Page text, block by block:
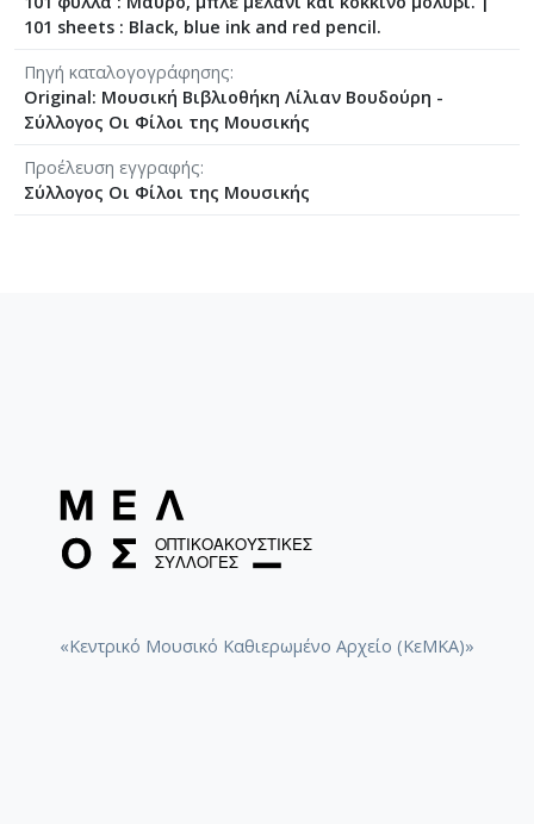
[Φάκελος] GR-As-MTH-003-Sc-030-174-
[Φάκελος] GR-As-MTH-003-Sc-030-176-Η
[Φάκελος] GR-As-MTH-003-Sc-030-177-Έξη
[Φάκελος] GR-As-MTH-003-Sc-030-178-
[Φάκελος] GR-As-MTH-003-Sc-030-179-Ο
[Φάκελος] GR-As-MTH-003-Sc-030-180-
[Φάκελος] GR-As-MTH-003-Sc-033-191-
[Φάκελος] GR-As-MTH-003-Sc-033-192-
[Φάκελος] GR-As-MTH-003-Sc-033-193-
[Φάκελος] GR-As-MTH-003-Sc-033-196-
101 sheets : Black, blue ink and red pencil.
Πηγή καταλογογράφησης
Original: Μουσική Βιβλιοθήκη Λίλιαν Βουδούρη -
Σύλλογος Οι Φίλοι της Μουσικής
Προέλευση εγγραφής
Σύλλογος Οι Φίλοι της Μουσικής
«Κεντρικό Μουσικό Καθιερωμένο Αρχείο (ΚεΜΚΑ)»